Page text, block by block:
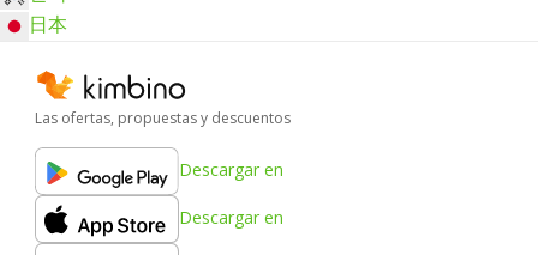
日本
Las ofertas, propuestas y descuentos
Descargar en
Descargar en